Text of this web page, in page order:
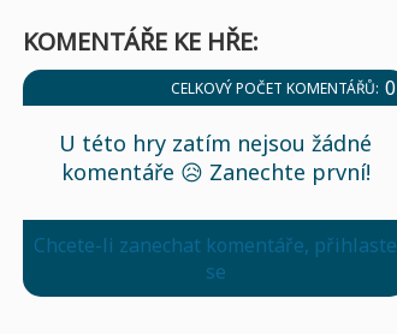
KOMENTÁŘE KE HŘE:
CELKOVÝ POČET KOMENTÁŘŮ: 0
U této hry zatím nejsou žádné
komentáře 😥 Zanechte první!
Chcete-li zanechat komentáře, přihlaste
se